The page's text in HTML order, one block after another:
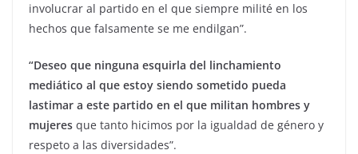
involucrar al partido en el que siempre milité en los
hechos que falsamente se me endilgan”.
“Deseo que ninguna esquirla del linchamiento
mediático al que estoy siendo sometido pueda
lastimar a este partido en el que militan hombres y
mujeres que tanto hicimos por la igualdad de género y
respeto a las diversidades”.